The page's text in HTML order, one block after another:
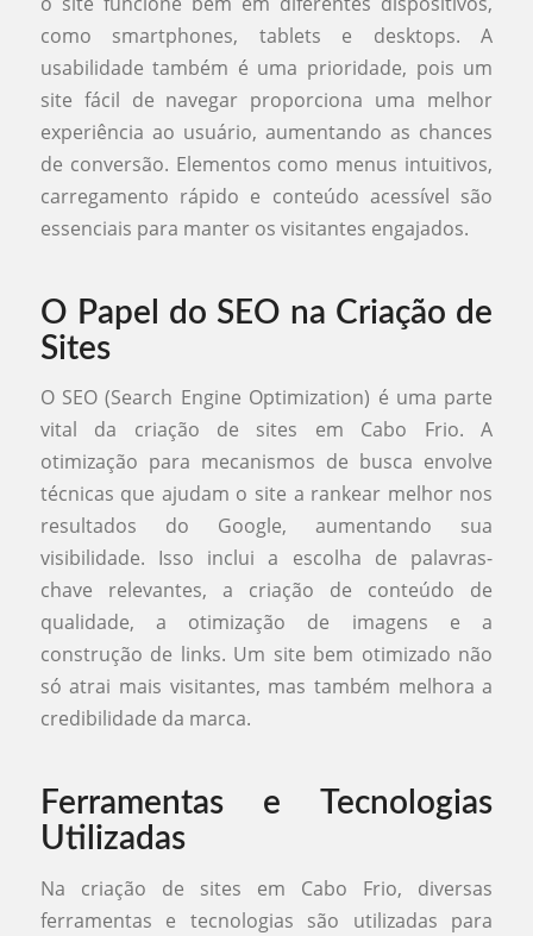
como smartphones, tablets e desktops. A
usabilidade também é uma prioridade, pois um
site fácil de navegar proporciona uma melhor
experiência ao usuário, aumentando as chances
de conversão. Elementos como menus intuitivos,
carregamento rápido e conteúdo acessível são
essenciais para manter os visitantes engajados.
O Papel do SEO na Criação de
Sites
O SEO (Search Engine Optimization) é uma parte
vital da criação de sites em Cabo Frio. A
otimização para mecanismos de busca envolve
técnicas que ajudam o site a rankear melhor nos
resultados do Google, aumentando sua
visibilidade. Isso inclui a escolha de palavras-
chave relevantes, a criação de conteúdo de
qualidade, a otimização de imagens e a
construção de links. Um site bem otimizado não
só atrai mais visitantes, mas também melhora a
credibilidade da marca.
Ferramentas e Tecnologias
Utilizadas
Na criação de sites em Cabo Frio, diversas
ferramentas e tecnologias são utilizadas para